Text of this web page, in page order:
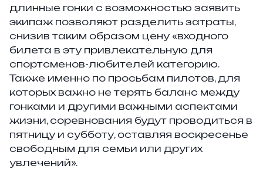
длинные гонки с возможностью заявить
экипаж позволяют разделить затраты,
снизив таким образом цену «входного
билета в эту привлекательную для
спортсменов-любителей категорию.
Также именно по просьбам пилотов, для
которых важно не терять баланс между
гонками и другими важными аспектами
жизни, соревнования будут проводиться в
пятницу и субботу, оставляя воскресенье
свободным для семьи или других
увлечений».